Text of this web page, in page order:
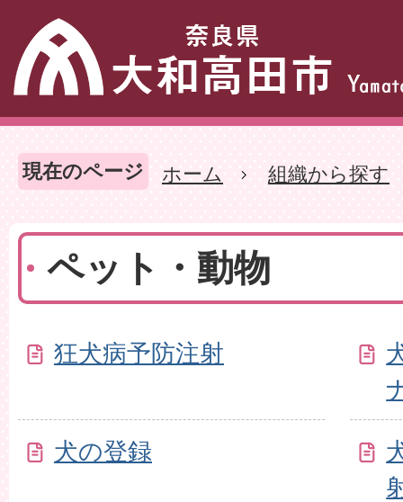
現在のページ ホーム 組織から探す
ペット・動物
狂犬病予防注射
犬の登録